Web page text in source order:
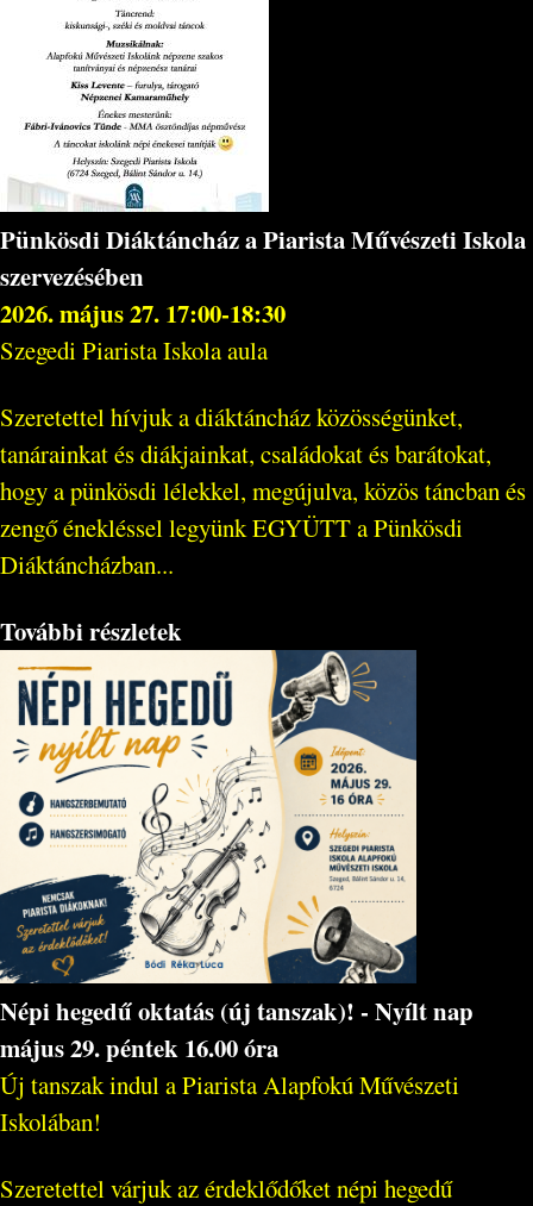
Pünkösdi Diáktáncház a Piarista Művészeti Iskola
szervezésében
2026. május 27. 17:00-18:30
Szegedi Piarista Iskola aula
Szeretettel hívjuk a diáktáncház közösségünket,
tanárainkat és diákjainkat, családokat és barátokat,
hogy a pünkösdi lélekkel, megújulva, közös táncban és
zengő énekléssel legyünk EGYÜTT a Pünkösdi
Diáktáncházban...
További részletek
Népi hegedű oktatás (új tanszak)! - Nyílt nap
május 29. péntek 16.00 óra
Új tanszak indul a Piarista Alapfokú Művészeti
Iskolában!
Szeretettel várjuk az érdeklődőket népi hegedű